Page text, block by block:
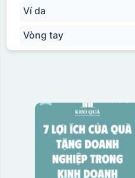
Ví da
Vòng tay